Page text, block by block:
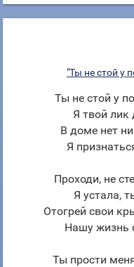
"Ты не стой у
Ты не стой у
Я твой лик
В доме нет
Я
Проходи, не
Я устала,
Отогрей свои
Нашу жизнь
Ты прости